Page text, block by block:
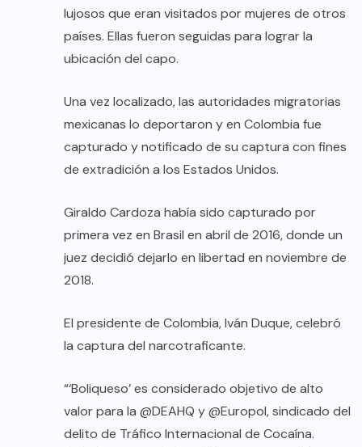
lujosos que eran visitados por mujeres de otros
países. Ellas fueron seguidas para lograr la
ubicación del capo.
Una vez localizado, las autoridades migratorias
mexicanas lo deportaron y en Colombia fue
capturado y notificado de su captura con fines
de extradición a los Estados Unidos.
Giraldo Cardoza había sido capturado por
primera vez en Brasil en abril de 2016, donde un
juez decidió dejarlo en libertad en noviembre de
2018.
El presidente de Colombia, Iván Duque, celebró
la captura del narcotraficante.
“‘Boliqueso’ es considerado objetivo de alto
valor para la @DEAHQ y @Europol, sindicado del
delito de Tráfico Internacional de Cocaína.